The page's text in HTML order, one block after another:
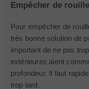
Empêcher de
Pour empêcher de
très bonne solution de
important de ne pas
extérieures aient
profondeur. Il faut
trop tard.